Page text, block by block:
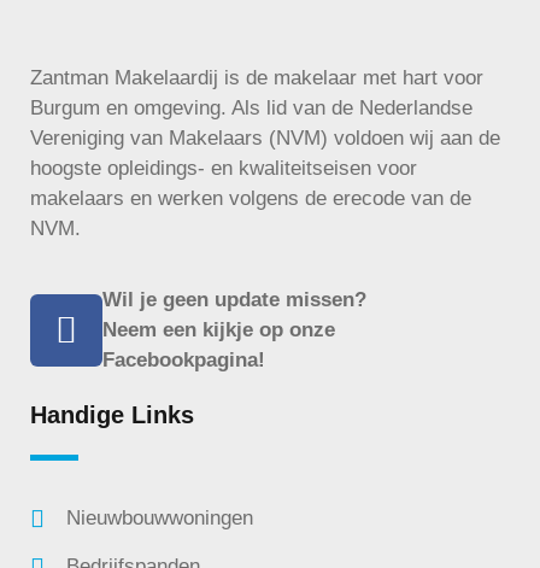
Zantman Makelaardij is de makelaar met hart voor
Burgum en omgeving. Als lid van de Nederlandse
Vereniging van Makelaars (NVM) voldoen wij aan de
hoogste opleidings- en kwaliteitseisen voor
makelaars en werken volgens de erecode van de
NVM.
Wil je geen update missen?
Neem een kijkje op onze
Facebookpagina!
Handige Links
Nieuwbouwwoningen